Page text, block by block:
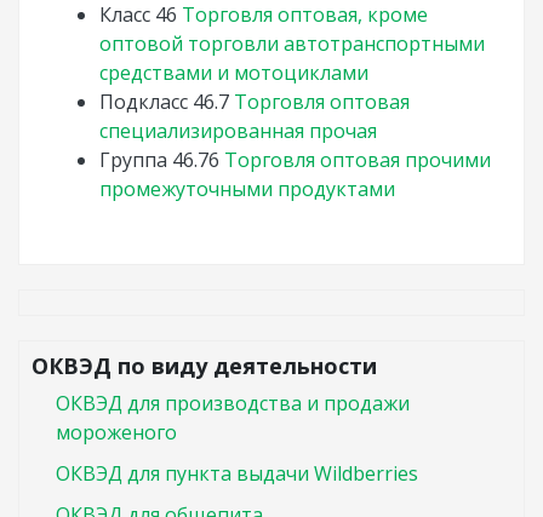
Класс 46 Торговля оптовая, кроме
оптовой торговли автотранспортными
средствами и мотоциклами
Подкласс 46.7 Торговля оптовая
специализированная прочая
Группа 46.76 Торговля оптовая прочими
промежуточными продуктами
ОКВЭД по виду деятельности
ОКВЭД для производства и продажи
мороженого
ОКВЭД для пункта выдачи Wildberries